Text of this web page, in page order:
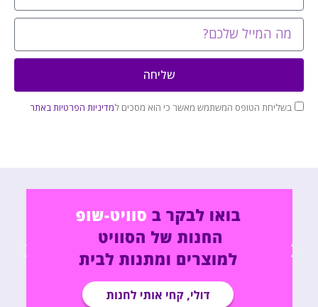
בשליחת הטופס המשתמש מאשר כי הוא מסכים למדיניות הפרטיות באתר
שליחה